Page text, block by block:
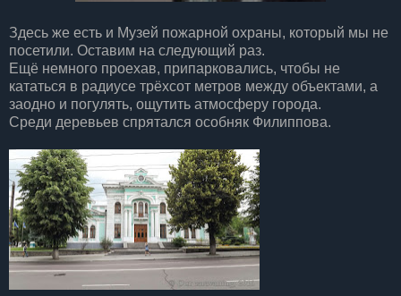
Здесь же есть и Музей пожарной охраны, который мы не
посетили. Оставим на следующий раз.
Ещё немного проехав, припарковались, чтобы не
кататься в радиусе трёхсот метров между объектами, а
заодно и погулять, ощутить атмосферу города.
Среди деревьев спрятался особняк Филиппова.